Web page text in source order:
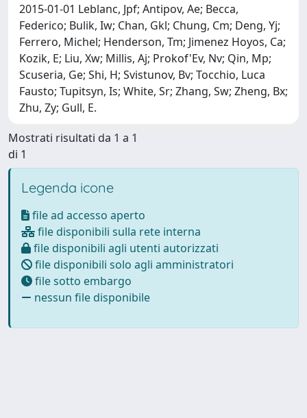
2015-01-01 Leblanc, Jpf; Antipov, Ae; Becca,
Federico; Bulik, Iw; Chan, Gkl; Chung, Cm; Deng, Yj;
Ferrero, Michel; Henderson, Tm; Jimenez Hoyos, Ca;
Kozik, E; Liu, Xw; Millis, Aj; Prokof'Ev, Nv; Qin, Mp;
Scuseria, Ge; Shi, H; Svistunov, Bv; Tocchio, Luca
Fausto; Tupitsyn, Is; White, Sr; Zhang, Sw; Zheng, Bx;
Zhu, Zy; Gull, E.
Mostrati risultati da 1 a 1
di 1
Legenda icone
file ad accesso aperto
file disponibili sulla rete interna
file disponibili agli utenti autorizzati
file disponibili solo agli amministratori
file sotto embargo
nessun file disponibile